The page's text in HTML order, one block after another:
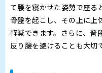
て腰を寝かせた姿勢で座る
骨盤を起こし、その上に上
軽減できます。さらに、普
反り腰を避けることも大切